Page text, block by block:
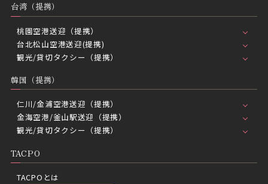
台湾（提携）
桃園空港送迎（提携）
台北松山空港送迎(提携)
観光/貸切タクシー（提携）
韓国（提携）
仁川/金浦空港送迎（提携）
金海空港/釜山駅送迎（提携）
観光/貸切タクシー（提携）
TACPO
TACPOとは